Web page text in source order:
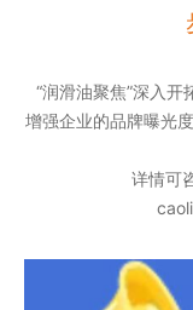
“润滑油聚焦”深入开
增强企业的品牌曝光
详情可